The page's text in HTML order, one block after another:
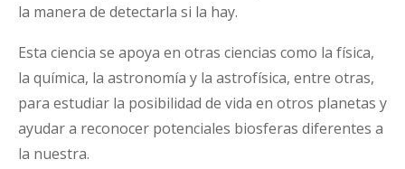
la manera de detectarla si la hay.
Esta ciencia se apoya en otras ciencias como la física,
la química, la astronomía y la astrofísica, entre otras,
para estudiar la posibilidad de vida en otros planetas y
ayudar a reconocer potenciales biosferas diferentes a
la nuestra.